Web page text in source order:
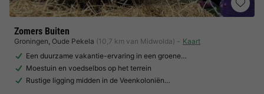
Zomers Buiten
Groningen, Oude Pekela (10,7 km van Midwolda)
Kaart
Een duurzame vakantie-ervaring in een groene…
Moestuin en voedselbos op het terrein
Rustige ligging midden in de Veenkoloniën…